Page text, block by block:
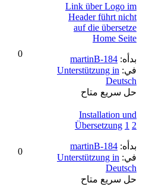
Link über Logo im
Header führt nicht
auf die übersetze
Home Seite
بدأه: martinB-184
في: Unterstützung in
Deutsch
حل سريع متاح
0
Installation und
Übersetzung 1 2
بدأه: martinB-184
في: Unterstützung in
Deutsch
حل سريع متاح
0